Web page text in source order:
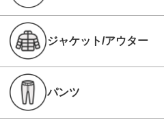
ジャケット/アウター
パンツ